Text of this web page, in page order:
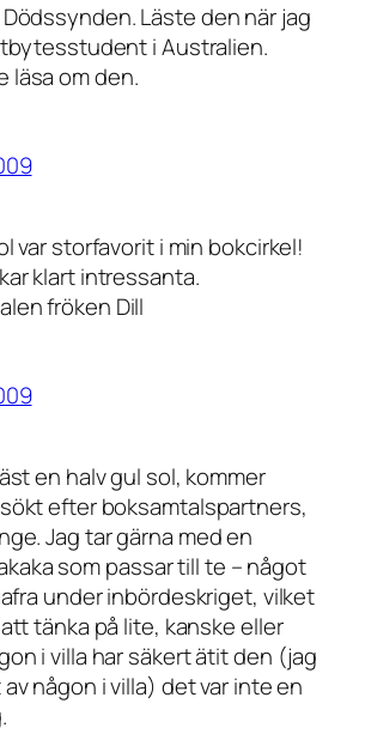
Läste den när jag
i Australien.
läsa om den.
var storfavorit i min bokcirkel!
klart intressanta.
fröken Dill
en halv gul sol, kommer
efter boksamtalspartners,
Jag tar gärna med en
som passar till te – något
under inbördeskriget, vilket
tänka på lite, kanske eller
i villa har säkert ätit den (jag
någon i villa) det var inte en